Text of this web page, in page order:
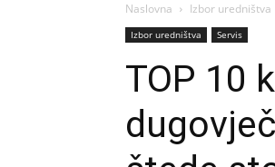
Naslovna Izbor uredništva
Izbor uredništva Servis
TOP 10